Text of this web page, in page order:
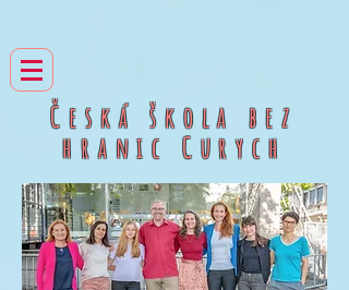
Česká škola bez
hranic
Curych